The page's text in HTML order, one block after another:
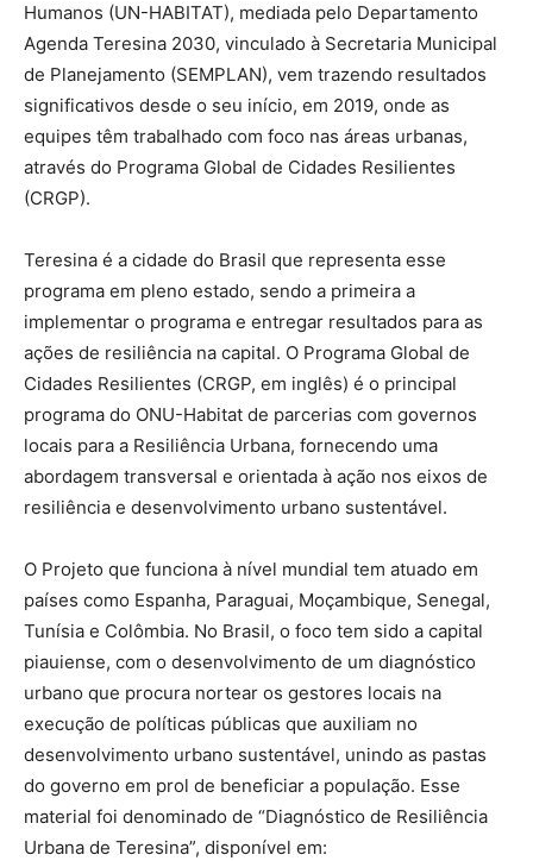
Humanos (UN-HABITAT), mediada pelo Departamento
Agenda Teresina 2030, vinculado à Secretaria Municipal
de Planejamento (SEMPLAN), vem trazendo resultados
significativos desde o seu início, em 2019, onde as
equipes têm trabalhado com foco nas áreas urbanas,
através do Programa Global de Cidades Resilientes
(CRGP).
Teresina é a cidade do Brasil que representa esse
programa em pleno estado, sendo a primeira a
implementar o programa e entregar resultados para as
ações de resiliência na capital. O Programa Global de
Cidades Resilientes (CRGP, em inglês) é o principal
programa do ONU-Habitat de parcerias com governos
locais para a Resiliência Urbana, fornecendo uma
abordagem transversal e orientada à ação nos eixos de
resiliência e desenvolvimento urbano sustentável.
O Projeto que funciona à nível mundial tem atuado em
países como Espanha, Paraguai, Moçambique, Senegal,
Tunísia e Colômbia. No Brasil, o foco tem sido a capital
piauiense, com o desenvolvimento de um diagnóstico
urbano que procura nortear os gestores locais na
execução de políticas públicas que auxiliam no
desenvolvimento urbano sustentável, unindo as pastas
do governo em prol de beneficiar a população. Esse
material foi denominado de “Diagnóstico de Resiliência
Urbana de Teresina”, disponível em: